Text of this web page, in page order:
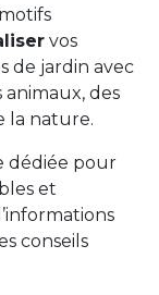
vos
de jardin avec
animaux, des
la nature.
dédiée pour
et
conseils